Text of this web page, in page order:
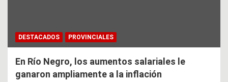
DESTACADOS PROVINCIALES
En Río Negro, los aumentos salariales le
ganaron ampliamente a la inflación